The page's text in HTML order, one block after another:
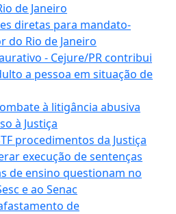
de Janeiro
diretas para mandato-
do Rio de Janeiro
- Cejure/PR contribui
a pessoa em situação de
à litigância abusiva
à Justiça
procedimentos da Justiça
execução de sentenças
de ensino questionam no
e ao Senac
de